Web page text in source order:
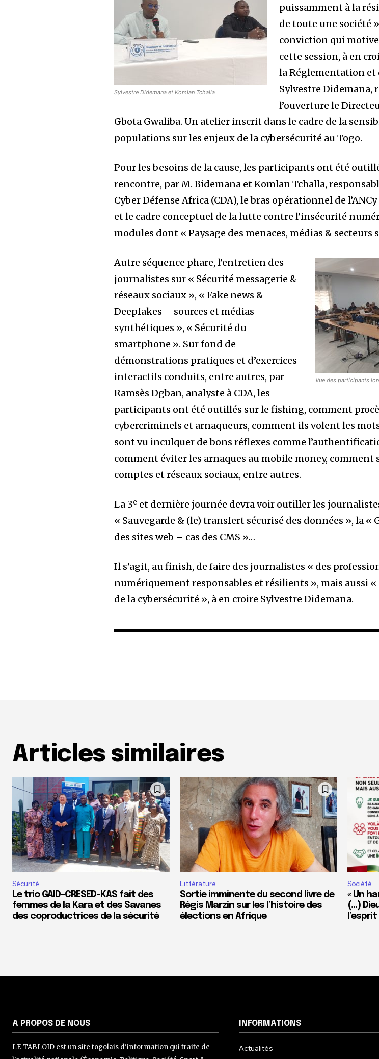
Sylvestre Didemana et Komlan Tchalla
puissamment à la
de toute une société
conviction qui motive
cette session, à en
la Réglementation et
Sylvestre Didemana,
l’ouverture le
Gbota Gwaliba. Un atelier inscrit dans le cadre de la
populations sur les enjeux de la cybersécurité au Togo.
Pour les besoins de la cause, les participants ont été
rencontre, par M. Bidemana et Komlan Tchalla,
Cyber Défense Africa (CDA), le bras opérationnel de
et le cadre conceptuel de la lutte contre l’insécurité
modules dont « Paysage des menaces, médias & secteurs
Vue des participants
Autre séquence phare, l’entretien des
journalistes sur « Sécurité messagerie &
réseaux sociaux », « Fake news &
Deepfakes – sources et médias
synthétiques », « Sécurité du
smartphone ». Sur fond de
démonstrations pratiques et d’exercices
interactifs conduits, entre autres, par
Ramsès Dgban, analyste à CDA, les
participants ont été outillés sur le fishing, comment
cybercriminels et arnaqueurs, comment ils volent les mots
sont vu inculquer de bons réflexes comme
comment éviter les arnaques au mobile money, comment
comptes et réseaux sociaux, entre autres.
La 3e et dernière journée devra voir outiller les
« Sauvegarde & (le) transfert sécurisé des données », la «
des sites web – cas des CMS »…
Il s’agit, au finish, de faire des journalistes « des
numériquement responsables et résilients », mais aussi «
de la cybersécurité », à en croire Sylvestre Didemana.
Articles similaires
Sécurité
Le trio GAID-CRESED-KAS fait des
femmes de la Kara et des Savanes
des coproductrices de la sécurité
Littérature
Sortie imminente du second livre de
Régis Marzin sur les l’histoire des
élections en Afrique
Société
« Un
(…)
A PROPOS DE NOUS
LE TABLOID est un site togolais d'information qui traite de
INFORMATIONS
Actualités